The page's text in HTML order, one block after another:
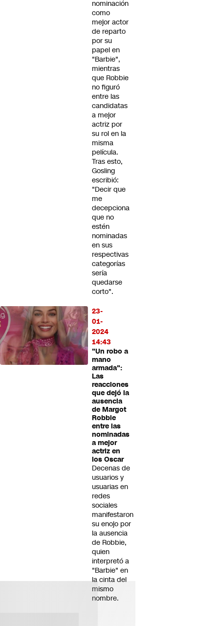
nominación
como
mejor actor
de reparto
por su
papel en
"Barbie",
mientras
que Robbie
no figuró
entre las
candidatas
a mejor
actriz por
su rol en la
misma
película.
Tras esto,
Gosling
escribió:
"Decir que
me
decepciona
que no
estén
nominadas
en sus
respectivas
categorías
sería
quedarse
corto".
23-
01-
2024
14:43
"Un robo a
mano
armada":
Las
reacciones
que dejó la
ausencia
de Margot
Robbie
entre las
nominadas
a mejor
actriz en
los Oscar
Decenas de
usuarios y
usuarias en
redes
sociales
manifestaron
su enojo por
la ausencia
de Robbie,
quien
interpretó a
"Barbie" en
la cinta del
mismo
nombre.